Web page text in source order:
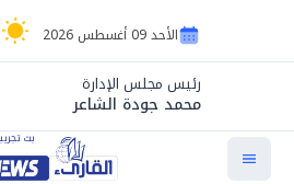
الأحد 09 أغسطس 2026
رئيس مجلس الإدارة
محمد جودة الشاعر